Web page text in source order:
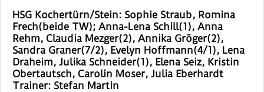
HSG Kochertürn/Stein: Sophie Straub, Romina
Frech(beide TW); Anna-Lena Schill(1), Anna
Rehm, Claudia Mezger(2), Annika Gröger(2),
Sandra Graner(7/2), Evelyn Hoffmann(4/1), Lena
Draheim, Julika Schneider(1), Elena Seiz, Kristin
Obertautsch, Carolin Moser, Julia Eberhardt
Trainer: Stefan Martin